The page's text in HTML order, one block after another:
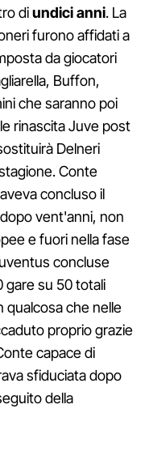
diundici anni. La
furono affidati a
da giocatori
Buffon,
che saranno poi
rinascita Juve post
Delneri
Conte
concluso il
vent'anni, non
e fuori nella fase
concluse
gare su 50 totali
qualcosa che nelle
proprio grazie
capace di
sfiduciata dopo
della